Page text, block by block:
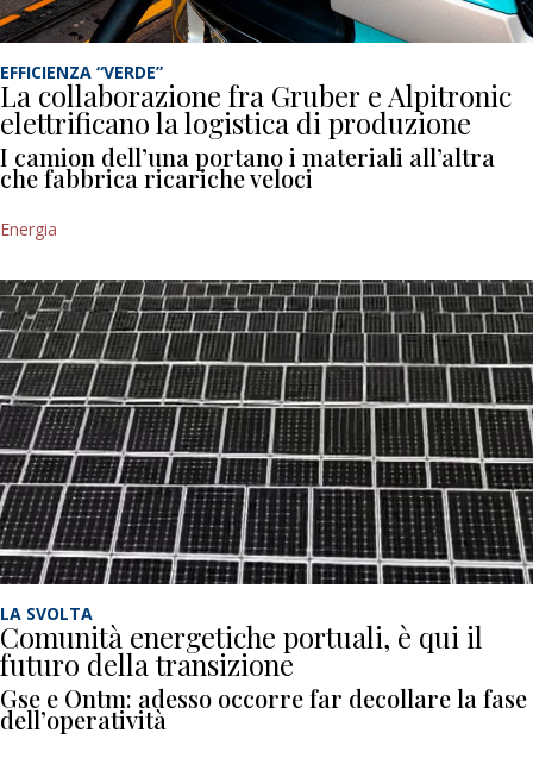
EFFICIENZA “VERDE”
La collaborazione fra Gruber e Alpitronic
elettrificano la logistica di produzione
I camion dell’una portano i materiali all’altra
che fabbrica ricariche veloci
Energia
LA SVOLTA
Comunità energetiche portuali, è qui il
futuro della transizione
Gse e Ontm: adesso occorre far decollare la fase
dell’operatività